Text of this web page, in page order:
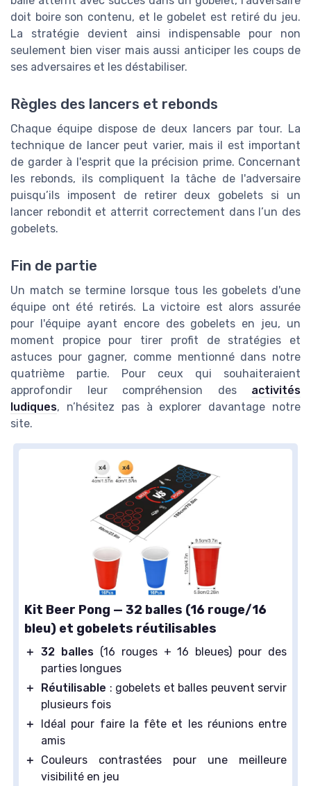
doit boire son contenu, et le gobelet est retiré du jeu.
La stratégie devient ainsi indispensable pour non
seulement bien viser mais aussi anticiper les coups de
ses adversaires et les déstabiliser.
Règles des lancers et rebonds
Chaque équipe dispose de deux lancers par tour. La
technique de lancer peut varier, mais il est important
de garder à l'esprit que la précision prime. Concernant
les rebonds, ils compliquent la tâche de l'adversaire
puisqu’ils imposent de retirer deux gobelets si un
lancer rebondit et atterrit correctement dans l’un des
gobelets.
Fin de partie
Un match se termine lorsque tous les gobelets d'une
équipe ont été retirés. La victoire est alors assurée
pour l'équipe ayant encore des gobelets en jeu, un
moment propice pour tirer profit de stratégies et
astuces pour gagner, comme mentionné dans notre
quatrième partie. Pour ceux qui souhaiteraient
approfondir leur compréhension des activités
ludiques, n’hésitez pas à explorer davantage notre
site.
Kit Beer Pong — 32 balles (16 rouge/16
bleu) et gobelets réutilisables
＋ 32 balles(16 rouges + 16 bleues) pour des
parties longues
＋
Réutilisable : gobelets et balles peuvent servir
plusieurs fois
＋
Idéal pour faire la fête et les réunions entre
amis
＋
Couleurs contrastées pour une meilleure
visibilité en jeu